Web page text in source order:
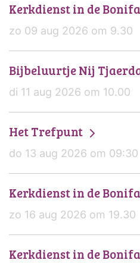
Kerkdienst in de
zo 09 aug 2026 om 9.30
Bijbeluurtje Nij
di 11 aug 2026 om 10.00
Het Trefpunt
do 13 aug 2026 om 09:30
Kerkdienst in de
zo 16 aug 2026 om 19.30
Kerkdienst in de